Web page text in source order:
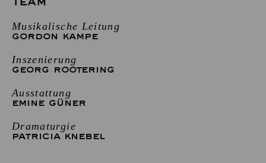
Musikalische Leitung
GORDON KAMPE
Inszenierung
GEORG ROOTERING
Ausstattung
EMINE GÜNER
Dramaturgie
PATRICIA KNEBEL